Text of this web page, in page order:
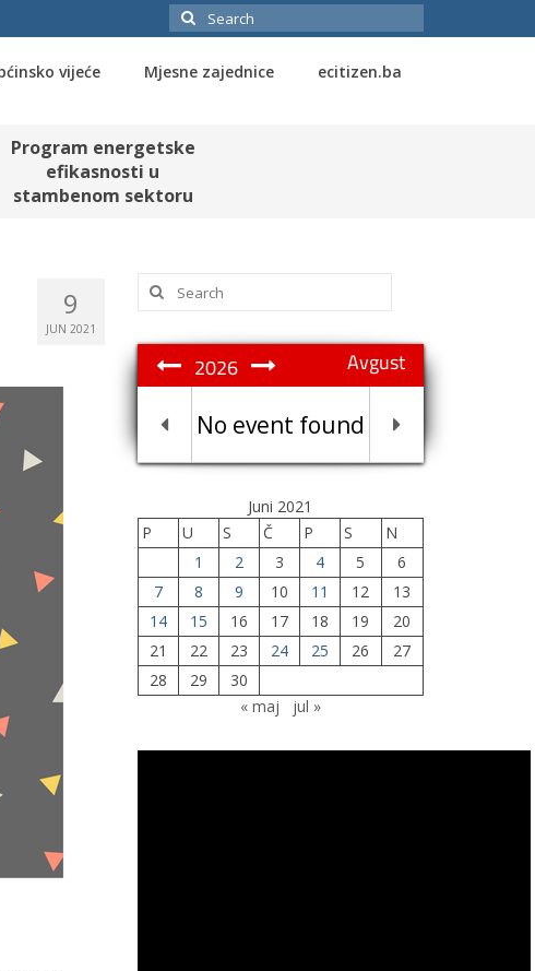
Search
for:
vijeće Mjesne zajednice ecitizen.ba
Program energetske
efikasnosti u
stambenom sektoru
9
JUN 2021
Search
for:
Avgust
2026
No event found
Juni 2021
P
U S Č P S
N
1
2 3 4 5
6
7
8 9 10 11 12
13
14
15 16 17 18 19
20
21
22 23 24 25 26
27
28
29
30
« maj
jul »